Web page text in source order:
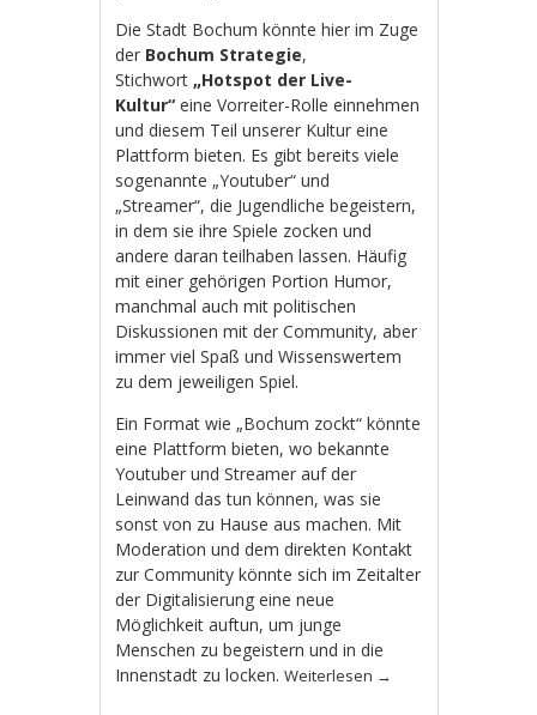
Die Stadt Bochum könnte hier im Zuge
der Bochum Strategie,
Stichwort „Hotspot der Live-
Kultur“ eine Vorreiter-Rolle einnehmen
und diesem Teil unserer Kultur eine
Plattform bieten. Es gibt bereits viele
sogenannte „Youtuber“ und
„Streamer“, die Jugendliche begeistern,
in dem sie ihre Spiele zocken und
andere daran teilhaben lassen. Häufig
mit einer gehörigen Portion Humor,
manchmal auch mit politischen
Diskussionen mit der Community, aber
immer viel Spaß und Wissenswertem
zu dem jeweiligen Spiel.
Ein Format wie „Bochum zockt“ könnte
eine Plattform bieten, wo bekannte
Youtuber und Streamer auf der
Leinwand das tun können, was sie
sonst von zu Hause aus machen. Mit
Moderation und dem direkten Kontakt
zur Community könnte sich im Zeitalter
der Digitalisierung eine neue
Möglichkeit auftun, um junge
Menschen zu begeistern und in die
Innenstadt zu locken.Weiterlesen →